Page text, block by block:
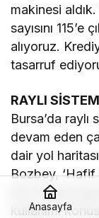
makinesi
sayısını
alıyoruz.
tasarruf
RAYLI
Bursa’da
devam eden
dair yol
Bozbey, ‘Hafif
için Hazine
kullanımı
Anasayfa